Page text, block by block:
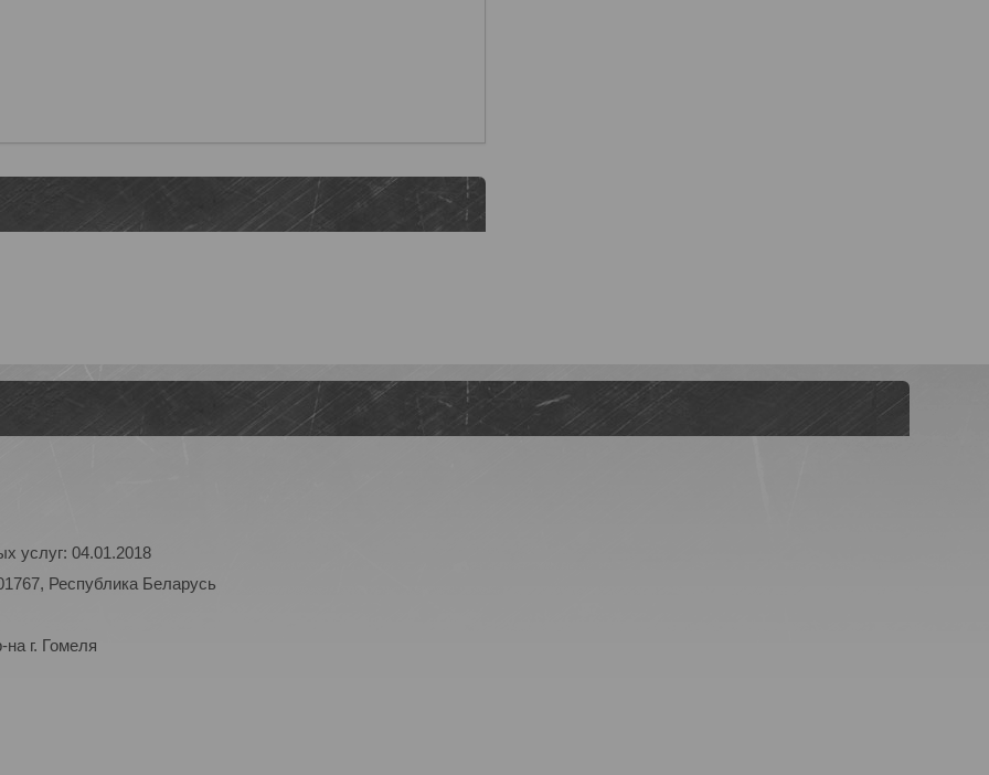
услуг: 04.01.2018
Республика Беларусь
г. Гомеля